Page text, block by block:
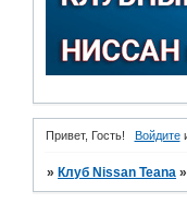
Привет, Гость! Войдите
» Клуб Nissan Teana »